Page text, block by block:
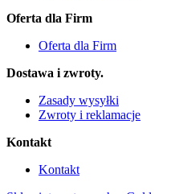
Oferta dla Firm
Oferta dla Firm
Dostawa i zwroty.
Zasady wysyłki
Zwroty i reklamacje
Kontakt
Kontakt